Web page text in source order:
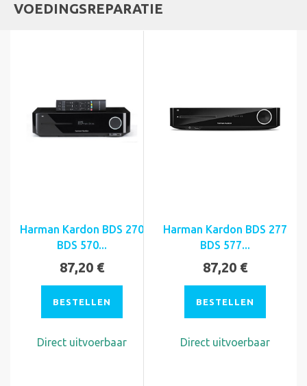
VOEDINGSREPARATIE
Harman Kardon BDS 270
BDS 570...
87,20 €
BESTELLEN
Direct uitvoerbaar
Harman Kardon BDS 277
BDS 577...
87,20 €
BESTELLEN
Direct uitvoerbaar